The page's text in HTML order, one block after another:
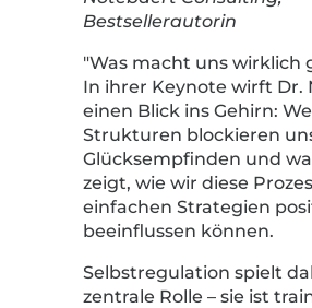
Bestsellerautorin
"Was macht uns wirklich
In ihrer Keynote wirft Dr.
einen Blick ins Gehirn:
Strukturen blockieren
Glücksempfinden und
zeigt, wie wir diese
einfachen Strategien
beeinflussen können.
Selbstregulation spielt
zentrale Rolle – sie ist